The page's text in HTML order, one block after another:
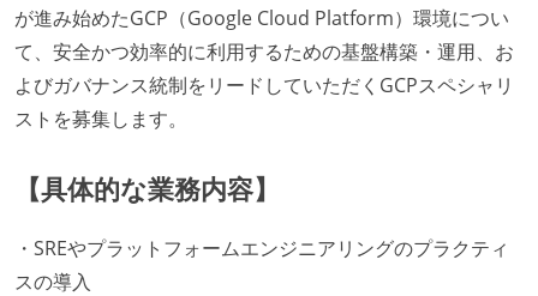
が進み始めたGCP（Google Cloud Platform）環境につい
て、安全かつ効率的に利用するための基盤構築・運用、お
よびガバナンス統制をリードしていただくGCPスペシャリ
ストを募集します。
【具体的な業務内容】
・SREやプラットフォームエンジニアリングのプラクティ
スの導入